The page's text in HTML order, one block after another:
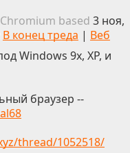
based 3 ноя,
В конец треда | Веб
Windows 9x, XP, и
браузер --
thread/1052518/